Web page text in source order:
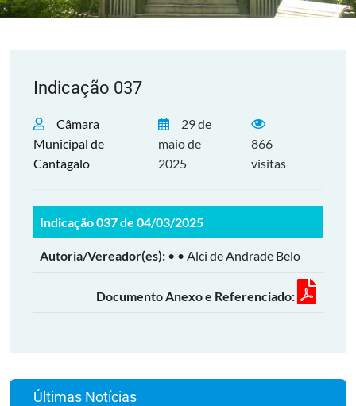
Indicação 037
Câmara
Municipal de
Cantagalo
29 de
maio de
2025
866
visitas
Indicação 037 de 04/03/2025
Autoria/Vereador(es): • • Alci de Andrade Belo
Documento Anexo e Referenciado:
Últimas Notícias